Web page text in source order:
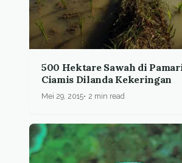
500 Hektare Sawah di
Ciamis Dilanda Kekeringan
Mei 29, 2015 2 min read